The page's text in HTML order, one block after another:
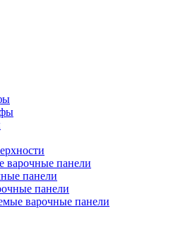
варочные панели
панели
панели
варочные панели